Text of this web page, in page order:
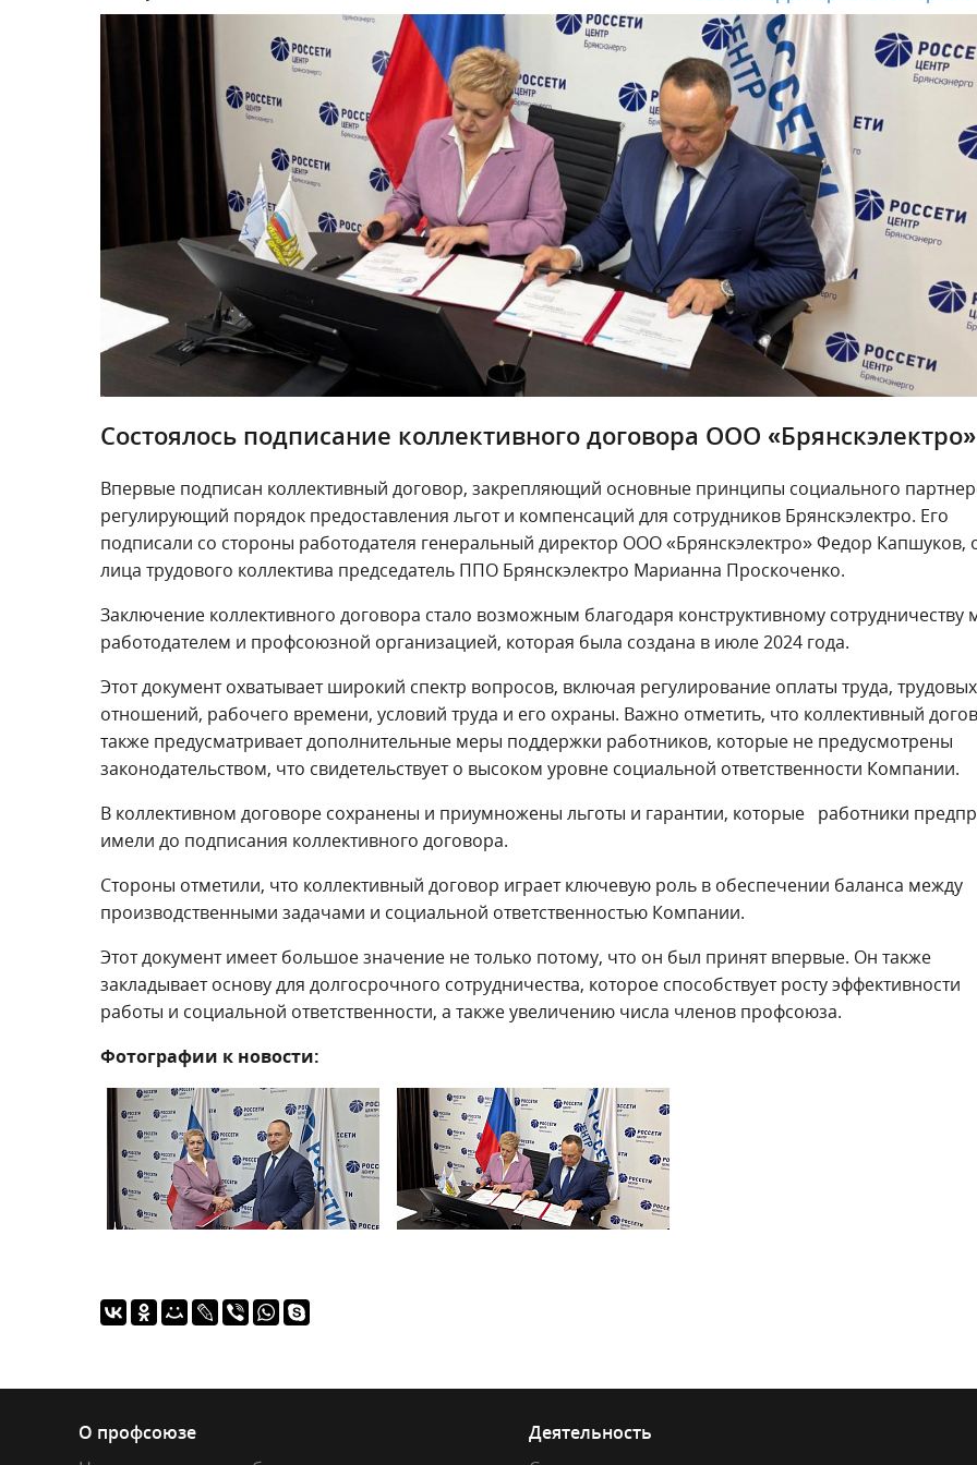
Состоялось подписание коллективного договора ООО «Брянскэлектро»
Впервые подписан коллективный договор, закрепляющий основные принципы социального
регулирующий порядок предоставления льгот и компенсаций для сотрудников Брянскэлектро. Его
подписали со стороны работодателя генеральный директор ООО «Брянскэлектро» Федор Капшуков,
лица трудового коллектива председатель ППО Брянскэлектро Марианна Проскоченко.
Заключение коллективного договора стало возможным благодаря конструктивному сотрудничеству
работодателем и профсоюзной организацией, которая была создана в июле 2024 года.
Этот документ охватывает широкий спектр вопросов, включая регулирование оплаты труда, трудовых
отношений, рабочего времени, условий труда и его охраны. Важно отметить, что коллективный
также предусматривает дополнительные меры поддержки работников, которые не предусмотрены
законодательством, что свидетельствует о высоком уровне социальной ответственности Компании.
В коллективном договоре сохранены и приумножены льготы и гарантии, которые работники
имели до подписания коллективного договора.
Стороны отметили, что коллективный договор играет ключевую роль в обеспечении баланса между
производственными задачами и социальной ответственностью Компании.
Этот документ имеет большое значение не только потому, что он был принят впервые. Он также
закладывает основу для долгосрочного сотрудничества, которое способствует росту эффективности
работы и социальной ответственности, а также увеличению числа членов профсоюза.
Фотографии к новости:
О профсоюзе
Деятельность